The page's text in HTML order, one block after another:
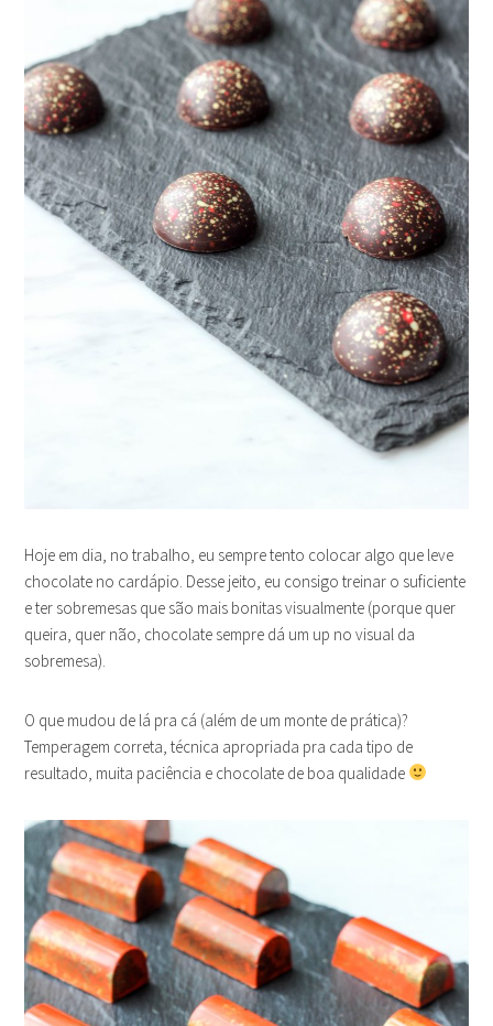
Hoje em dia, no trabalho, eu sempre tento colocar algo que leve
chocolate no cardápio. Desse jeito, eu consigo treinar o suficiente
e ter sobremesas que são mais bonitas visualmente (porque quer
queira, quer não, chocolate sempre dá um up no visual da
sobremesa).
O que mudou de lá pra cá (além de um monte de prática)?
Temperagem correta, técnica apropriada pra cada tipo de
resultado, muita paciência e chocolate de boa qualidade